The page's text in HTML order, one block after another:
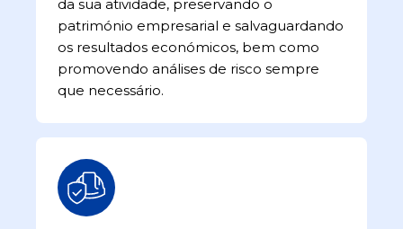
da sua atividade, preservando o
património empresarial e salvaguardando
os resultados económicos, bem como
promovendo análises de risco sempre
que necessário.